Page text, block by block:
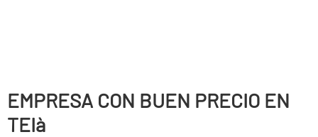
EMPRESA CON BUEN PRECIO EN
TEIà